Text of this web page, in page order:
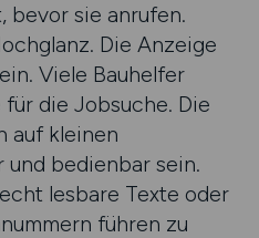
bevor sie anrufen.
Die Anzeige
Viele Bauhelfer
die Jobsuche. Die
auf kleinen
und bedienbar sein.
lesbare Texte oder
führen zu